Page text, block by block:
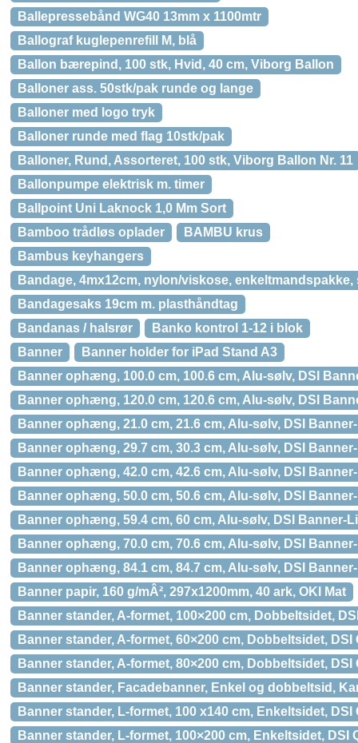
Ballepressebånd WG40 13mm x 1100mtr
Ballograf kuglepenrefill M, blå
Ballon bærepind, 100 stk, Hvid, 40 cm, Viborg Ballon
Balloner ass. 50stk/pak runde og lange
Balloner med logo tryk
Balloner runde med flag 10stk/pak
Balloner, Rund, Assorteret, 100 stk, Viborg Ballon Nr. 11
Ballonpumpe elektrisk m. timer
Ballpoint Uni Laknock 1,0 Mm Sort
Bamboo trådløs oplader
BAMBU krus
Bambus keyhangers
Bandage, 4mx12cm, nylon/viskose,
Bandagesaks 19cm m. plasthåndtag
Bandanas / halsrør
Banko kontrol 1-12 i blok
Banner
Banner holder for iPad Stand A3
Banner ophæng, 100.0 cm, 100.6 cm, Alu-sølv, DSI
Banner ophæng, 120.0 cm, 120.6 cm, Alu-sølv, DSI
Banner ophæng, 21.0 cm, 21.6 cm, Alu-sølv, DSI
Banner ophæng, 29.7 cm, 30.3 cm, Alu-sølv, DSI
Banner ophæng, 42.0 cm, 42.6 cm, Alu-sølv, DSI
Banner ophæng, 50.0 cm, 50.6 cm, Alu-sølv, DSI
Banner ophæng, 59.4 cm, 60 cm, Alu-sølv, DSI Banner-
Banner ophæng, 70.0 cm, 70.6 cm, Alu-sølv, DSI
Banner ophæng, 84.1 cm, 84.7 cm, Alu-sølv, DSI
Banner papir, 160 g/mÂ², 297x1200mm, 40 ark, OKI Mat
Banner stander, A-formet, 100×200 cm, Dobbeltsidet,
Banner stander, A-formet, 60×200 cm, Dobbeltsidet,
Banner stander, A-formet, 80×200 cm, Dobbeltsidet,
Banner stander, Facadebanner, Enkel og dobbeltsid,
Banner stander, L-formet, 100 x140 cm, Enkeltsidet,
Banner stander, L-formet, 100×200 cm, Enkeltsidet, DSI